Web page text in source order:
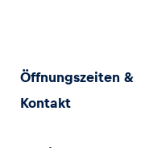
Öffnungszeiten &
Kontakt